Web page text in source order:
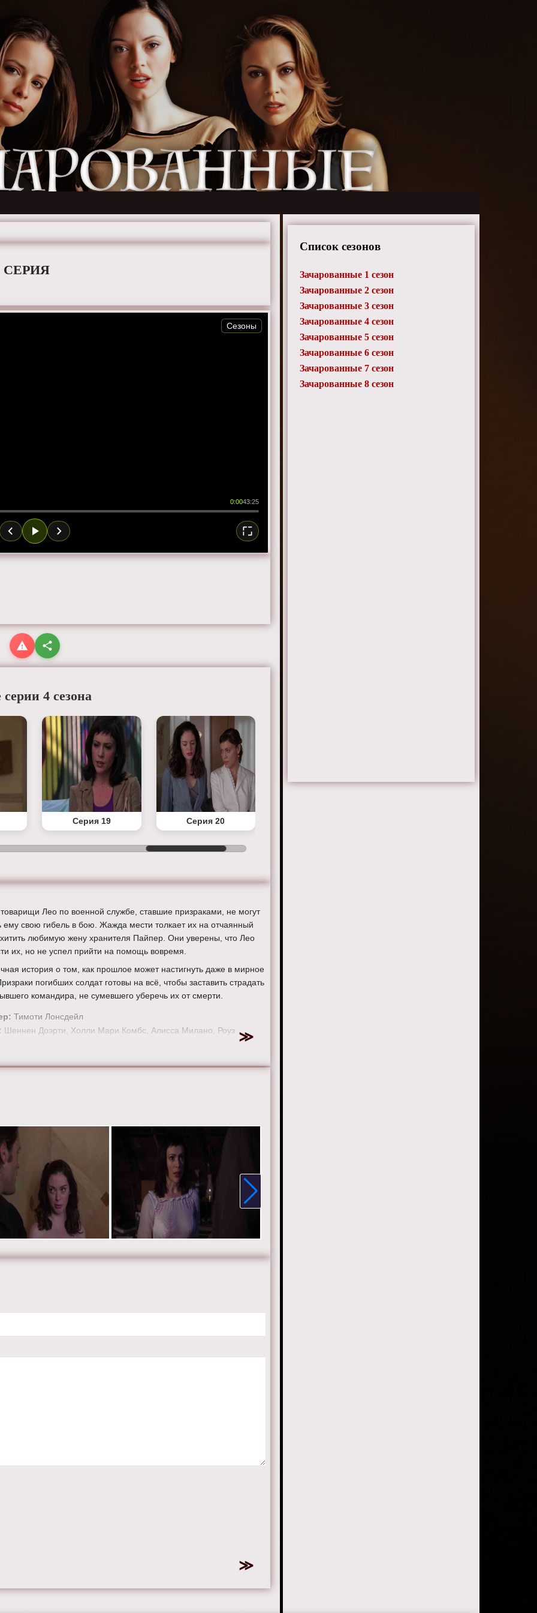
СЕРИЯ
0:0043:25
Сезоны
серии 4 сезона
Серия 19 Серия 20
Лео по военной службе, ставшие призраками, не могут
ему свою гибель в бою. Жажда мести толкает их на отчаянный
любимую жену хранителя Пайпер. Они уверены, что Лео
их, но не успел прийти на помощь вовремя.
история о том, как прошлое может настигнуть даже в мирное
погибших солдат готовы на всё, чтобы заставить страдать
командира, не сумевшего уберечь их от смерти.
Тимоти Лонсдейл
Шеннен Доэрти, Холли Мари Комбс, Алисса Милано, Роуз
Дориан Грегори, Тед Кинг, Грег Воган, Кэрис Брайант, Брайан
Пэттерсон, Виктор Вебстер, Иван Сергей, Финола Хьюз,
качестве, на телефоне, планшете, пк или телевизоре на
film.ru.
Список сезонов
Зачарованные 1 сезон
Зачарованные 2 сезон
Зачарованные 3 сезон
Зачарованные 4 сезон
Зачарованные 5 сезон
Зачарованные 6 сезон
Зачарованные 7 сезон
Зачарованные 8 сезон